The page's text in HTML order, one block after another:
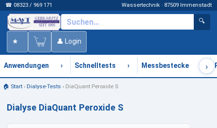
☎ 08323 / 969 171 Wassertechnik · 87509 Immenstadt
🔍
★ 👤 Login
Anwendungen › Schnelltests › Messbestecke ›
🏠 Start› Dialyse-Tests › DiaQuant Peroxide S
Dialyse DiaQuant Peroxide S